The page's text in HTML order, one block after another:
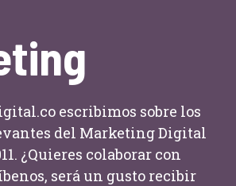
escribimos sobre los
del Marketing Digital
¿Quieres colaborar con
será un gusto recibir